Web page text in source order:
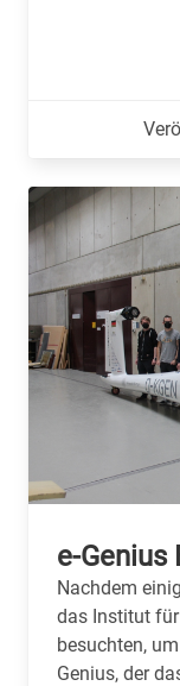
e-Genius
Nachdem
das Institut
besuchten,
Genius, der